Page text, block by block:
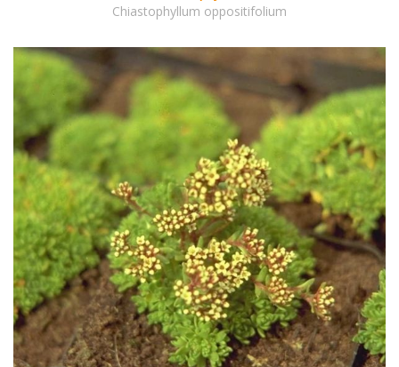
Chiastophyllum oppositifolium